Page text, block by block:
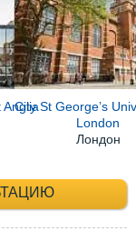
Anglia
City St George’s
London
Лондон
660-35-